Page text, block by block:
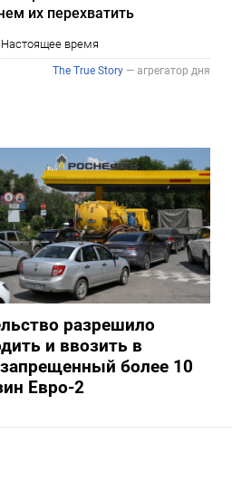
разрешило
и ввозить в
более 10
Евро-2